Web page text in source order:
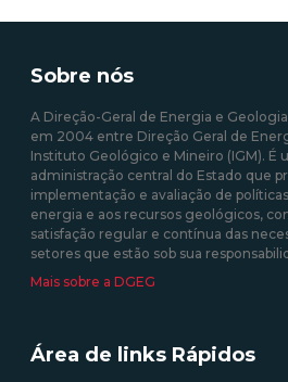
capacidade de receção na
produzida em centrais
solares fotovoltaicas -
09/09/2020 12:00:00
Sobre nós
A Direção-Geral de Energia e
em 2004 entre Direção Geral de
Instituto Geológico e Mineiro (IGM). É
administração central do Estado que
implementação e avaliação de
energia e aos recursos geológicos,
satisfação regular e contínua das
setores que estão sob sua
Mais sobre a DGEG
Área de links Rápidos